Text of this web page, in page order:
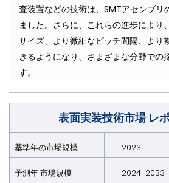
査装置などの技術は、SMTアセンブリ
ました。さらに、これらの進歩により
サイズ、より微細なピッチ間隔、より
きるようになり、さまざまな分野での
す。
表面実装技術市場 レ
基準年の市場規模 2023
予測年 市場規模 2024-2033